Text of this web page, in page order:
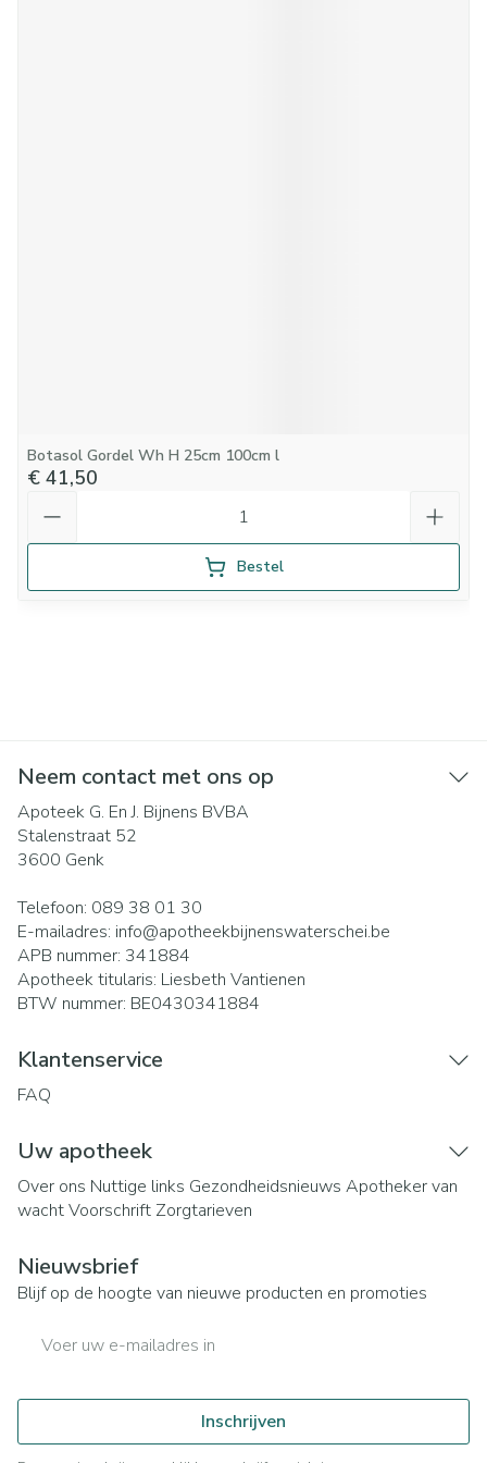
Botasol Gordel Wh H 25cm 100cm l
€ 41,50
Bestel
Neem contact met ons op
Apoteek G. En J. Bijnens BVBA
Stalenstraat 52
3600 Genk
Telefoon: 089 38 01 30
E-mailadres: info@apotheekbijnenswaterschei.be
APB nummer: 341884
Apotheek titularis: Liesbeth Vantienen
BTW nummer: BE0430341884
Klantenservice
FAQ
Uw apotheek
Over ons Nuttige links Gezondheidsnieuws Apotheker van
wachtVoorschrift Zorgtarieven
Nieuwsbrief
Blijf op de hoogte van nieuwe producten en promoties
Inschrijven